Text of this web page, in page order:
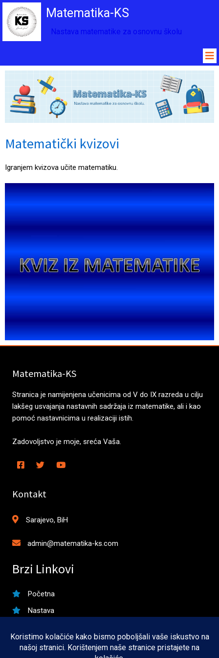
Matematika-KS
Nastava matematike za osnovnu školu
Matematički kvizovi
Igranjem kvizova učite matematiku.
Matematika-KS
Stranica je namijenjena učenicima od V do IX razreda u cilju
lakšeg usvajanja nastavnih sadržaja iz matematike, ali i kao
pomoć nastavnicima u realizaciji istih.
Zadovoljstvo je moje, sreća Vaša.
Kontakt
Sarajevo, BiH
admin@matematika-ks.com
Brzi Linkovi
Početna
Nastava
Takmičenja